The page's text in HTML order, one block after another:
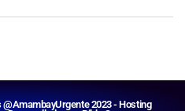
2023 - Hosting